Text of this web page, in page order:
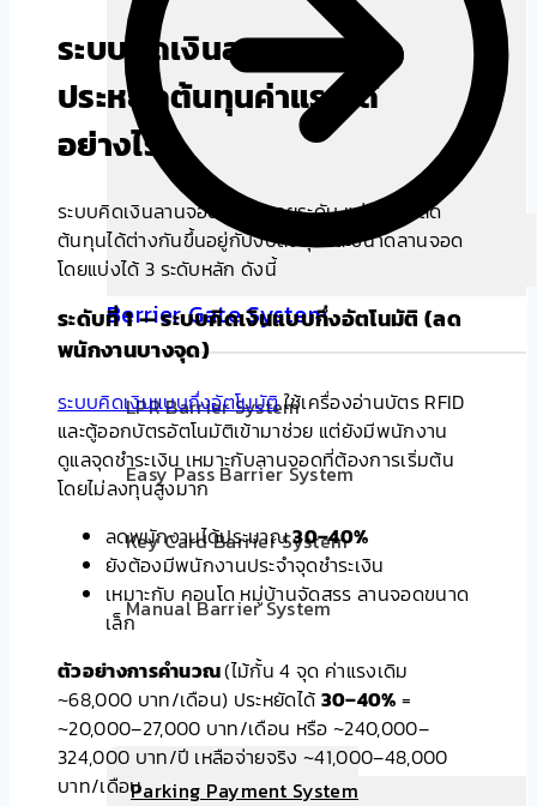
Berrier Gate System
LPR Barrier System
Easy Pass Barrier System
Key Card Barrier System
Manual Barrier System
Parking Payment System
ระบบคิดเงินลานจอดรถ
ประหยัดต้นทุนค่าแรงได้
อย่างไร
ระบบคิดเงินลานจอดรถมีหลายระดับ แต่ละแบบลด
ต้นทุนได้ต่างกันขึ้นอยู่กับงบลงทุนและขนาดลานจอด
โดยแบ่งได้ 3 ระดับหลัก ดังนี้
ระดับที่ 1 — ระบบคิดเงินแบบกึ่งอัตโนมัติ (ลด
พนักงานบางจุด)
ระบบคิดเงินแบบกึ่งอัตโนมัติใช้เครื่องอ่านบัตร RFID
และตู้ออกบัตรอัตโนมัติเข้ามาช่วย แต่ยังมีพนักงาน
ดูแลจุดชำระเงิน เหมาะกับลานจอดที่ต้องการเริ่มต้น
โดยไม่ลงทุนสูงมาก
ลดพนักงานได้ประมาณ30–40%
ยังต้องมีพนักงานประจำจุดชำระเงิน
เหมาะกับ คอนโด หมู่บ้านจัดสรร ลานจอดขนาด
เล็ก
ตัวอย่างการคำนวณ(ไม้กั้น 4 จุด ค่าแรงเดิม
~68,000 บาท/เดือน) ประหยัดได้ 30–40% =
~20,000–27,000 บาท/เดือน หรือ ~240,000–
324,000 บาท/ปี เหลือจ่ายจริง ~41,000–48,000
บาท/เดือน